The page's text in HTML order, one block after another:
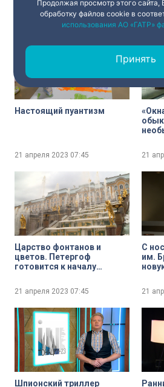
отметят 265-летие с дня
рождения Арины
Родионовны
21 апреля 202307:45 21
Настоящий пуантизм
21 апреля 2023 07:45 21
Царство фонтанов и
цветов. Петергоф
готовится к началу
21 апреля 2023 07:45
С
им.
21
Шпионский триллер
Продолжая просмотр этого сайта,
обработку файлов cookie в
использования АО «ГАТР»
Принять